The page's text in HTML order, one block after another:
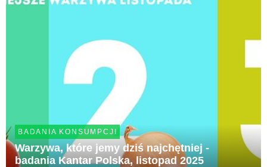
BADANIA KONSUMPCJI
Warzywa, które jemy dziś najchętniej -
badania Kantar Polska, listopad 2025